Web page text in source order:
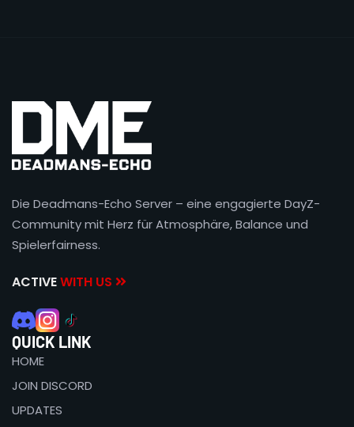
Die Deadmans-Echo Server – eine engagierte DayZ-
Community mit Herz für Atmosphäre, Balance und
Spielerfairness.
ACTIVEWITH US
QUICK LINK
HOME
JOIN DISCORD
UPDATES